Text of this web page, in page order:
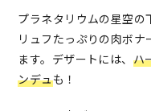
プラネタリウムの星空の
リュフたっぷりの肉ボ
ます。デザートには、 ハ
ンデュも！